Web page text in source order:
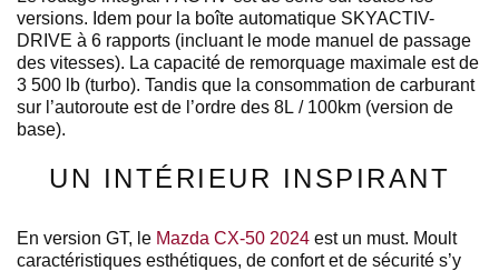
versions. Idem pour la boîte automatique SKYACTIV-
DRIVE à 6 rapports (incluant le mode manuel de passage
des vitesses). La capacité de remorquage maximale est de
3 500 lb (turbo). Tandis que la consommation de carburant
sur l’autoroute est de l’ordre des 8L / 100km (version de
base).
UN INTÉRIEUR INSPIRANT
En version GT, le Mazda CX-50 2024 est un must. Moult
caractéristiques esthétiques, de confort et de sécurité s’y